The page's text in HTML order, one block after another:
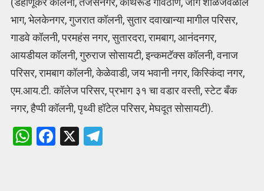
भाग, भेलकेनगर, गुजरात कॉलनी, सुतार दवाखान्या मागील परिसर,
गाडवे कॉलनी, परमहंस नगर, सुतारदरा, रामबाग, आनंदनगर,
आयडीयल कॉलनी, गुरुराज सोसायटी, इन्कमटॅक्स कॉलनी, वनाज
परिसर, रामबाग कॉलनी, केळेवाडी, जय भवानी नगर, किस्किंदा नगर,
एम.आय.टी. कॉलेज परिसर, प्रभाग ३१ चा वडार वस्ती, स्टेट बँक
नगर, हैप्पी कॉलनी, पृथ्वी हॉटेल परिसर, मेघदूत सोसायटी).
W
F
X